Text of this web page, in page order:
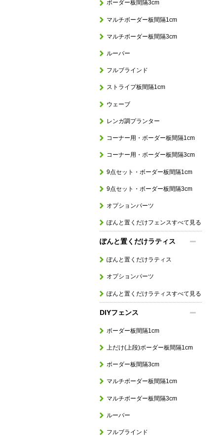
ボーダー板間隔3cm
マルチボーダー板間隔1cm
マルチボーダー板間隔3cm
ルーバー
フルブラインド
ストライプ板間隔1cm
ウェーブ
レンガ調プランター
コーナー用・ボーダー板間隔1cm
コーナー用・ボーダー板間隔3cm
9点セット・ボーダー板間隔1cm
9点セット・ボーダー板間隔3cm
オプションパーツ
ぽんと置くだけフェンスすべて見る
ぽんと置くだけラティス
ぽんと置くだけラティス
オプションパーツ
ぽんと置くだけラティスすべて見る
DIYフェンス
ボーダー板間隔1cm
上だけ(上段)ボーダー板間隔1cm
ボーダー板間隔3cm
マルチボーダー板間隔1cm
マルチボーダー板間隔3cm
ルーバー
フルブラインド